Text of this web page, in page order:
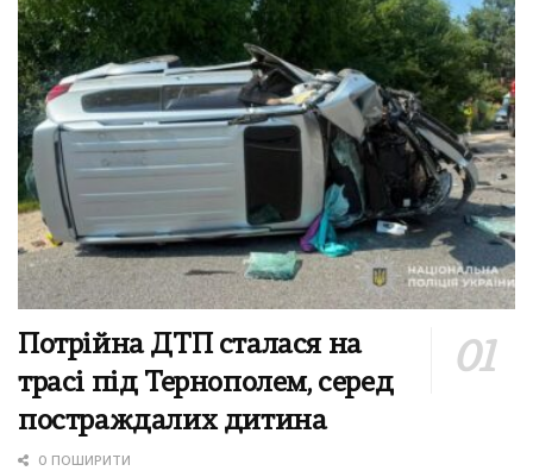
Потрійна ДТП сталася на
трасі під Тернополем, серед
постраждалих дитина
0 ПОШИРИТИ